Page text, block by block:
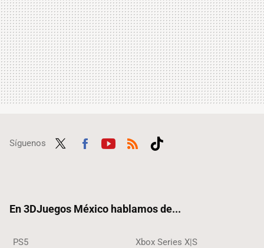
Síguenos
En 3DJuegos México hablamos de...
PS5 Xbox Series X|S